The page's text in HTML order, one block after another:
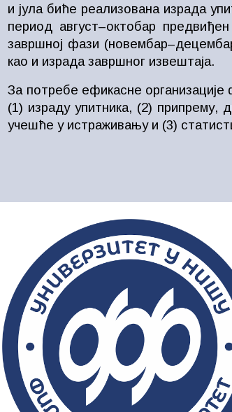
и јула биће реализована израда
период август–октобар
завршној фази
као и израда завршног извештаја.
За потребе ефикасне
(1) израду упитника, (2) припрему,
учешће у истраживању и (3)